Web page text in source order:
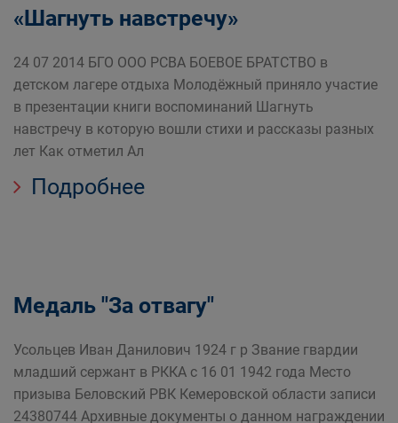
«Шагнуть навстречу»
24 07 2014 БГО ООО РСВА БОЕВОЕ БРАТСТВО в
детском лагере отдыха Молодёжный приняло участие
в презентации книги воспоминаний Шагнуть
навстречу в которую вошли стихи и рассказы разных
лет Как отметил Ал
Подробнее
Медаль "За отвагу"
Усольцев Иван Данилович 1924 г р Звание гвардии
младший сержант в РККА с 16 01 1942 года Место
призыва Беловский РВК Кемеровской области записи
24380744 Архивные документы о данном награждении